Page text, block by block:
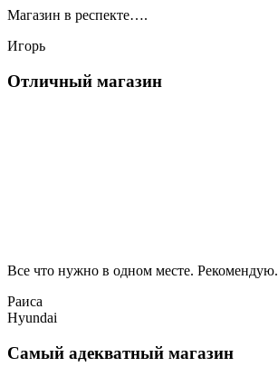
Магазин в респекте….
Игорь
Отличный магазин
Все что нужно в одном месте. Рекомендую.
Раиса
Hyundai
Самый адекватный магазин